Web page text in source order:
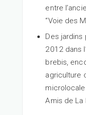
entre
“Voie des
Des jardins
2012 dans
brebis,
agriculture
Amis de La